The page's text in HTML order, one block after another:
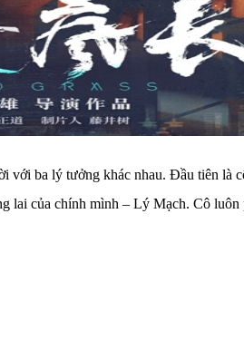
ba lý tưởng khác nhau. Đầu tiên
của chính mình – Lý Mạch. Cô